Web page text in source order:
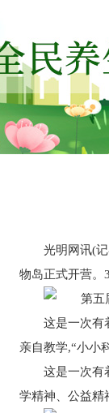
光明网讯(
物岛正式开营。
这是一次有
亲自教学,“小小
这是一次有
学精神、公益精